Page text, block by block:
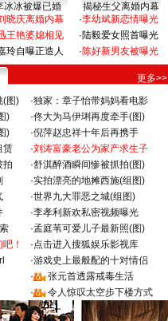
冰冰被爆已婚
揭秘生父离婚内幕
晓庆离婚内幕
王艳婆媳相见
玲自曝正造人
·李幼斌新恋情曝光
·陆毅爱女照首曝光
·陈好新男友被曝光
更多>>
(图) ·独家：章子怡带妈妈看电影
) ·佟大为马伊琍再度牵手(图)
) ·倪萍赵忠祥十年后再携手
赁 ·刘涛富豪老公为家产求生子
拍 ·舒淇醉酒瞬间惨被抓拍(图)
·实拍漂亮的地摊西施(组图)
·世界九大罪恶之城(组图)
·李孝利新欢私密视频曝光
·孟庭苇可爱儿子最新照(图)
！ ·点击进入搜狐娱乐影视库
·游戏史上最般配的十对情侣
·
张元首透露戒毒生活
· 令人惊叹太空步下楼方式